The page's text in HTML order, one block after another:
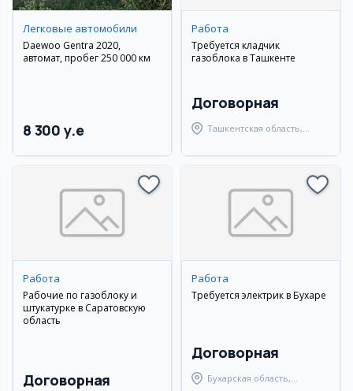
Легковые автомобили
Daewoo Gentra 2020,
автомат, пробег 250 000 км
8 300 y.e
Работа
Требуется кладчик
газоблока в Ташкенте
Договорная
Ташкентская область,
Работа
Рабочие по газоблоку и
штукатурке в Саратовскую
область
Договорная
Работа
Требуется электрик в Бухаре
Договорная
Бухарская область,